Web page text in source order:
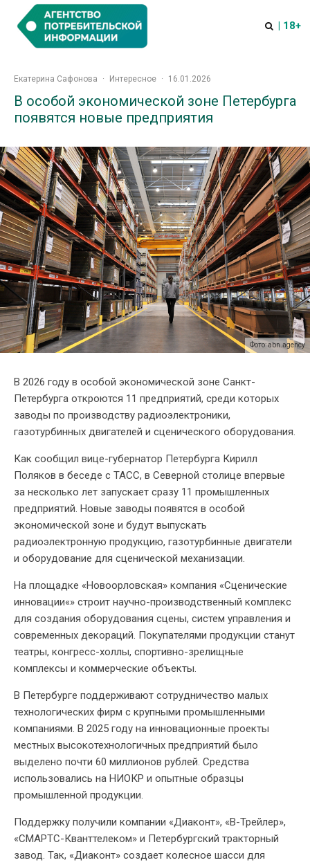
| 18+
Екатерина Сафонова · Интересное · 16.01.2026
В особой экономической зоне Петербурга
появятся новые предприятия
Фото: abn.agency
В 2026 году в особой экономической зоне Санкт-
Петербурга откроются 11 предприятий, среди которых
заводы по производству радиоэлектроники,
газотурбинных двигателей и сценического оборудования.
Как сообщил вице-губернатор Петербурга Кирилл
Поляков в беседе с ТАСС, в Северной столице впервые
за несколько лет запускает сразу 11 промышленных
предприятий. Новые заводы появятся в особой
экономической зоне и будут выпускать
радиоэлектронную продукцию, газотурбинные двигатели
и оборудование для сценической механизации.
На площадке «‎Новоорловская» компания «‎Сценические
инновации«‎» строит научно-производственный комплекс
для создания оборудования сцены, систем управления и
современных декораций. Покупателями продукции станут
театры, конгресс-холлы, спортивно-зрелищные
комплексы и коммерческие объекты.
В Петербурге поддерживают сотрудничество малых
технологических фирм с крупными промышленными
компаниями. В 2025 году на инновационные проекты
местных высокотехнологичных предприятий было
выделено почти 60 миллионов рублей. Средства
использовались на НИОКР и опытные образцы
промышленной продукции.
Поддержку получили компании «‎Диаконт», «‎В-Трейлер»,
«‎СМАРТС-Кванттелеком» и Петербургский тракторный
завод. Так, «‎Диаконт» создает колесное шасси для